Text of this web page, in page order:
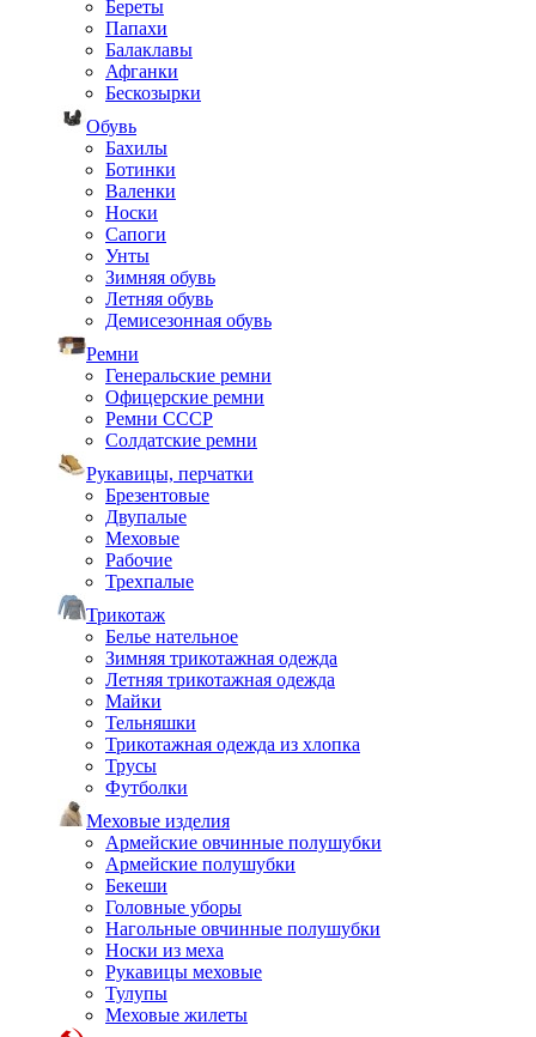
Береты
Папахи
Балаклавы
Афганки
Бескозырки
Обувь
Бахилы
Ботинки
Валенки
Носки
Сапоги
Унты
Зимняя обувь
Летняя обувь
Демисезонная обувь
Ремни
Генеральские ремни
Офицерские ремни
Ремни СССР
Солдатские ремни
Рукавицы, перчатки
Брезентовые
Двупалые
Меховые
Рабочие
Трехпалые
Трикотаж
Белье нательное
Зимняя трикотажная одежда
Летняя трикотажная одежда
Майки
Тельняшки
Трикотажная одежда из хлопка
Трусы
Футболки
Меховые изделия
Армейские овчинные полушубки
Армейские полушубки
Бекеши
Головные уборы
Нагольные овчинные полушубки
Носки из меха
Рукавицы меховые
Тулупы
Меховые жилеты